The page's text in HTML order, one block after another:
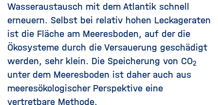
Wasseraustausch mit dem Atlantik schnell
erneuern. Selbst bei relativ hohen Leckageraten
ist die Fläche am Meeresboden, auf der die
Ökosysteme durch die Versauerung geschädigt
werden, sehr klein. Die Speicherung von CO2
unter dem Meeresboden ist daher auch aus
meeresökologischer Perspektive eine
vertretbare Methode.